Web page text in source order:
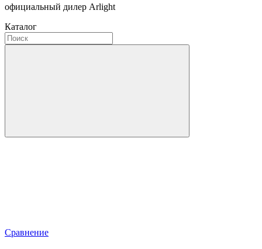
официальный дилер Arlight
Каталог
Сравнение